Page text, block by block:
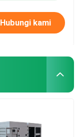
Hubungi kami